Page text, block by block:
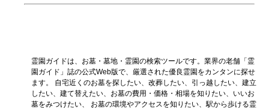
霊園ガイドは、お墓・墓地・霊園の検索ツールです。業界の老舗「霊
園ガイド」誌の公式Web版で、厳選された優良霊園をカンタンに探せ
ます。 自宅近くのお墓を探したい、改葬したい、引っ越したい、建立
したい、建て替えたい、お墓の費用・価格・相場を知りたい、いいお
墓をみつけたい、 お墓の環境やアクセスを知りたい、駅から歩ける霊